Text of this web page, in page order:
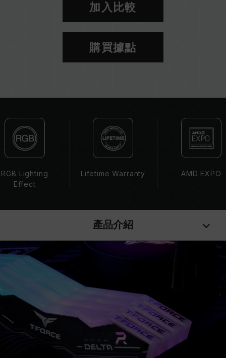
選購記憶體產品前，請先參考主機板品牌的 QVL
相容性列表。
請勿混合使用不同容量、頻率、品牌、型號的記憶
CPU 記憶體控制器(IMC)的體質以及當前使用的
記憶體的最終運行頻率取決於系統 BIOS 設定及主
機板、CPU 相容性。
若未啟用 XMP（Intel）或 EXPO（AMD），記
憶體將以 SPD 預設頻率（JEDEC 標準）運行，
產品瑕疵。
超頻行為（如啟用 XMP / EXPO 設定）屬於非
JEDEC 標準規範，可能影響系統穩定性。若因超
頻導致系統不穩定，請回復 BIOS 預設值。
記憶體模組的標示頻率為最高可達頻率，並非所有
系統都能達成。
請確認您的主機板與處理器支援對應的超頻技術
（XMP / EXPO），否則記憶體可能無法達到標示
的超頻頻率。
十銓科技的記憶體模組皆在正常電壓情況下進行驗
證，若有處理器或主機板故障狀況，請聯繫處理器
或主機板相關售後服務。
加入比較
購買據點
RGB Lighting
Effect
Lifetime Warranty AMD EXPO
產品介紹